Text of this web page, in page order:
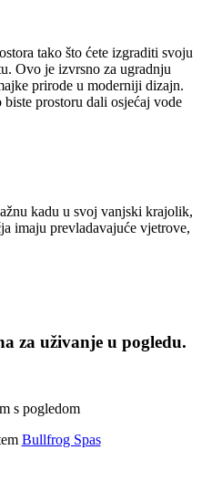
tako što ćete izgraditi svoju
Ovo je izvrsno za ugradnju
prirode u moderniji dizajn.
prostoru dali osjećaj vode
kadu u svoj vanjski krajolik,
imaju prevladavajuće vjetrove,
za uživanje u pogledu.
Bullfrog Spas